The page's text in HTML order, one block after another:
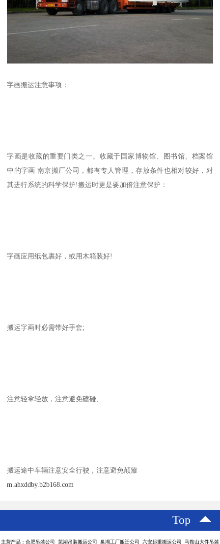
字画搬运注意事项：
字画是收藏的重要门类之一。收藏于国家博物馆、图书馆、档案馆
中的字画 南京搬厂公司，都有专人管理，存放条件也相对较好，对
其进行系统的科学保护!搬运时更是要加倍注意保护：
字画应用纸包裹好，或用木箱装好!
搬运字画时必需带好手套;
注意轻拿轻放，注意避免磕碰;
搬运途中车辆注意安全行驶，注意避免颠簸
m.ahxddby.b2b168.com
Top
主营产品：合肥吊装公司 芜湖吊装搬运公司 巢湖工厂搬迁公司 六安起重搬运公司 马鞍山大件吊装